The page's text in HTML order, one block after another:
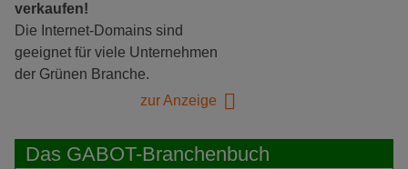
verkaufen!
Die Internet-Domains sind
geeignet für viele Unternehmen
der Grünen Branche.
zur Anzeige
Das GABOT-Branchenbuch